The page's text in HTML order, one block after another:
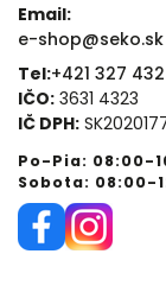
Email:
e-shop@seko.sk
Tel:+421 327
IČO: 3631 4323
IČ DPH:
Po-Pia: 08:00-
Sobota: 08:00-